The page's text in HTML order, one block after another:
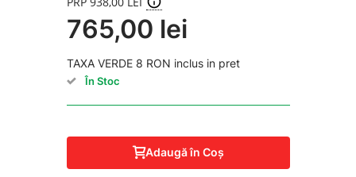
765,00 lei
TAXA VERDE 8 RON inclus in pret
În Stoc
Adaugă în Coş